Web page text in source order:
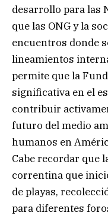
desarrollo para las
que las ONG y la
encuentros donde
lineamientos
permite que la
significativa en el
contribuir
futuro del medio
humanos en
Cabe recordar que
correntina que
de playas,
para diferentes